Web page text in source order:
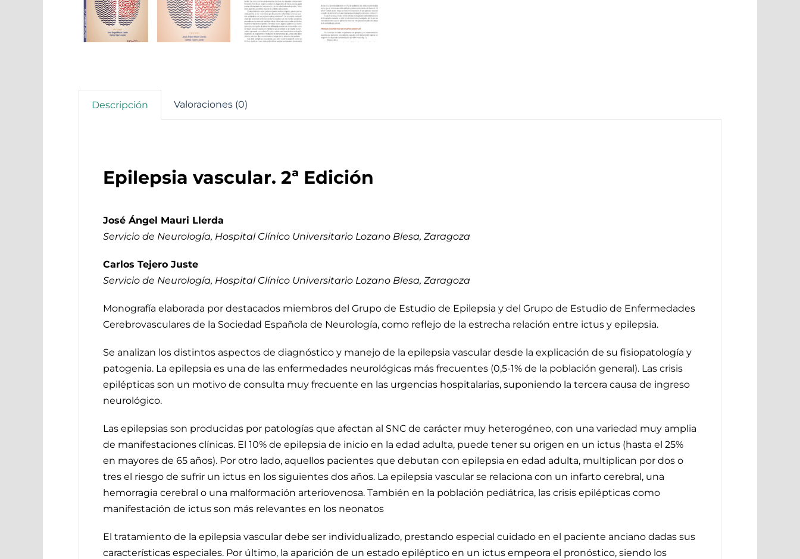
Descripción Valoraciones (0)
Epilepsia vascular. 2ª Edición
José Ángel Mauri Llerda
Servicio de Neurología, Hospital Clínico Universitario Lozano Blesa, Zaragoza
Carlos Tejero Juste
Servicio de Neurología, Hospital Clínico Universitario Lozano Blesa, Zaragoza
Monografía elaborada por destacados miembros del Grupo de Estudio de Epilepsia y del Grupo de Estudio de Enfermedades
Cerebrovasculares de la Sociedad Española de Neurología, como reflejo de la estrecha relación entre ictus y epilepsia.
Se analizan los distintos aspectos de diagnóstico y manejo de la epilepsia vascular desde la explicación de su fisiopatología y
patogenia. La epilepsia es una de las enfermedades neurológicas más frecuentes (0,5-1% de la población general). Las crisis
epilépticas son un motivo de consulta muy frecuente en las urgencias hospitalarias, suponiendo la tercera causa de ingreso
neurológico.
Las epilepsias son producidas por patologías que afectan al SNC de carácter muy heterogéneo, con una variedad muy amplia
de manifestaciones clínicas. El 10% de epilepsia de inicio en la edad adulta, puede tener su origen en un ictus (hasta el 25%
en mayores de 65 años). Por otro lado, aquellos pacientes que debutan con epilepsia en edad adulta, multiplican por dos o
tres el riesgo de sufrir un ictus en los siguientes dos años. La epilepsia vascular se relaciona con un infarto cerebral, una
hemorragia cerebral o una malformación arteriovenosa. También en la población pediátrica, las crisis epilépticas como
manifestación de ictus son más relevantes en los neonatos
El tratamiento de la epilepsia vascular debe ser individualizado, prestando especial cuidado en el paciente anciano dadas sus
características especiales. Por último, la aparición de un estado epiléptico en un ictus empeora el pronóstico, siendo los